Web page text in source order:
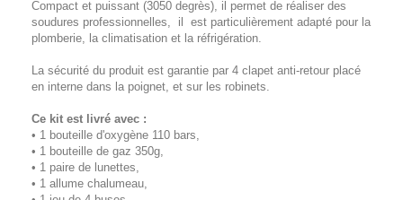
Compact et puissant (3050 degrès), il permet de réaliser des
soudures professionnelles, il est particulièrement adapté pour la
plomberie, la climatisation et la réfrigération.
La sécurité du produit est garantie par 4 clapet anti-retour placé
en interne dans la poignet, et sur les robinets.
Ce kit est livré avec :
• 1 bouteille d'oxygène 110 bars,
• 1 bouteille de gaz 350g,
• 1 paire de lunettes,
• 1 allume chalumeau,